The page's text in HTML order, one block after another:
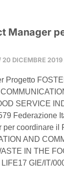
Manager
20 DICEMBRE 2019
Progetto
SERVICE
Federazione
per coordinare il
AND
IN THE
GIE/IT/